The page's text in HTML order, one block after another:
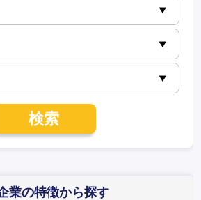
検索
業の特徴から探す